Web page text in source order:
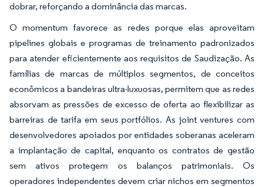
dobrar, reforçando a dominância das marcas.
O momentum favorece as redes porque elas aproveitam
pipelines globais e programas de treinamento padronizados
para atender eficientemente aos requisitos de Saudização. As
famílias de marcas de múltiplos segmentos, de conceitos
econômicos a bandeiras ultra-luxuosas, permitem que as redes
absorvam as pressões de excesso de oferta ao flexibilizar as
barreiras de tarifa em seus portfólios. As joint ventures com
desenvolvedores apoiados por entidades soberanas aceleram
a implantação de capital, enquanto os contratos de gestão
sem ativos protegem os balanços patrimoniais. Os
operadores independentes devem criar nichos em segmentos